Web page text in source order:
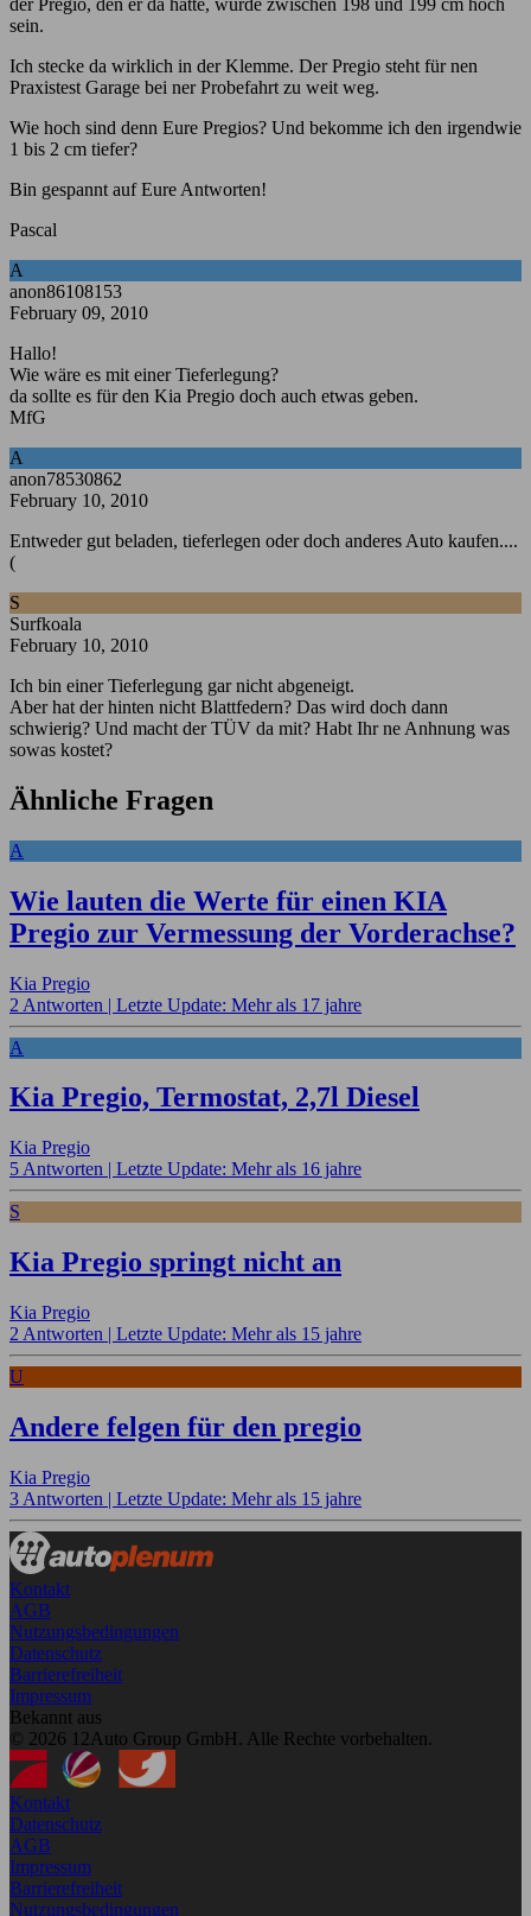
sein.
Ich stecke da wirklich in der Klemme. Der Pregio steht für nen
Praxistest Garage bei ner Probefahrt zu weit weg.
Wie hoch sind denn Eure Pregios? Und bekomme ich den irgendwie
1 bis 2 cm tiefer?
Bin gespannt auf Eure Antworten!
Pascal
A
anon86108153
February 09, 2010
Hallo!
Wie wäre es mit einer Tieferlegung?
da sollte es für den Kia Pregio doch auch etwas geben.
MfG
A
anon78530862
February 10, 2010
Entweder gut beladen, tieferlegen oder doch anderes Auto kaufen....
(
S
Surfkoala
February 10, 2010
Ich bin einer Tieferlegung gar nicht abgeneigt.
Aber hat der hinten nicht Blattfedern? Das wird doch dann
schwierig? Und macht der TÜV da mit? Habt Ihr ne Anhnung was
sowas kostet?
Ähnliche Fragen
A
Wie lauten die Werte für einen KIA
Pregio zur Vermessung der Vorderachse?
Kia Pregio
2 Antworten | Letzte Update: Mehr als 17 jahre
A
Kia Pregio, Termostat, 2,7l Diesel
Kia Pregio
5 Antworten | Letzte Update: Mehr als 16 jahre
S
Kia Pregio springt nicht an
Kia Pregio
2 Antworten | Letzte Update: Mehr als 15 jahre
U
Andere felgen für den pregio
Kia Pregio
3 Antworten | Letzte Update: Mehr als 15 jahre
Kontakt
AGB
Nutzungsbedingungen
Datenschutz
Barrierefreiheit
Impressum
Bekannt aus
© 2026 12Auto Group GmbH. Alle Rechte vorbehalten.
Kontakt
Datenschutz
AGB
Impressum
Barrierefreiheit
Nutzungsbedingungen